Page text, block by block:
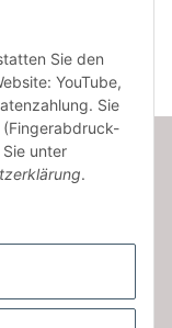
Sie den
YouTube,
Sie
(Fingerabdruck-
unter
.